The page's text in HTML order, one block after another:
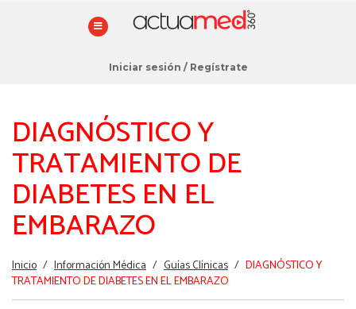
Iniciar sesión / Regístrate
DIAGNÓSTICO Y
TRATAMIENTO DE
DIABETES EN EL
EMBARAZO
Estás
aquí
Inicio / Información Médica / Guías Clínicas / DIAGNÓSTICO Y
TRATAMIENTO DE DIABETES EN EL EMBARAZO